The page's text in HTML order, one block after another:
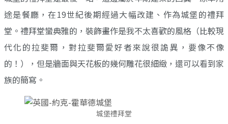
途是餐廳，在19世紀後期經過大幅改建、作為城堡的禮拜
堂。禮拜堂蠻典雅的，裝飾畫作是我不太喜歡的風格（比較現
代化的拉斐爾，對拉斐爾愛好者來說很詭異，要像不像
的！），但是牆面與天花板的幾何雕花很細緻，還可以看到家
族的簡寫。
城堡禮拜堂